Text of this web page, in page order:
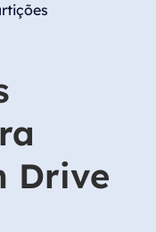
Drive